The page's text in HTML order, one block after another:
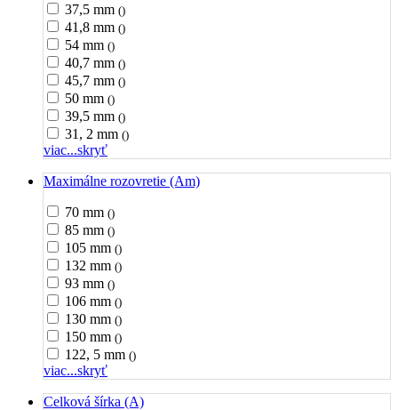
37,5 mm ()
41,8 mm ()
54 mm ()
40,7 mm ()
45,7 mm ()
50 mm ()
39,5 mm ()
31, 2 mm ()
viac...skryť
Maximálne rozovretie (Am)
70 mm ()
85 mm ()
105 mm ()
132 mm ()
93 mm ()
106 mm ()
130 mm ()
150 mm ()
122, 5 mm ()
viac...skryť
Celková šírka (A)